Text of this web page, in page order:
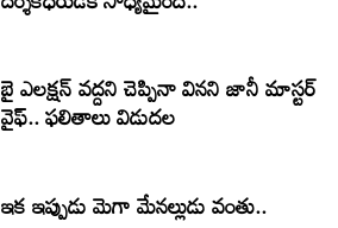
బై ఎలక్షన్ వద్దని చెప్పినా వినని జానీ మాస్టర్
వైఫ్.. ఫలితాలు విడుదల
ఇక ఇప్పుడు మెగా మేనల్లుడు వంతు..